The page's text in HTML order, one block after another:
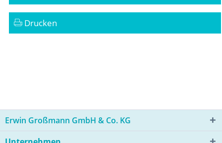
Drucken
Erwin Großmann GmbH & Co. KG